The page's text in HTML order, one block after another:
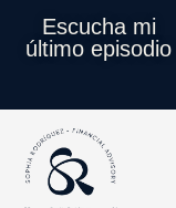
contenido
Escucha mi
último episodio
entradas